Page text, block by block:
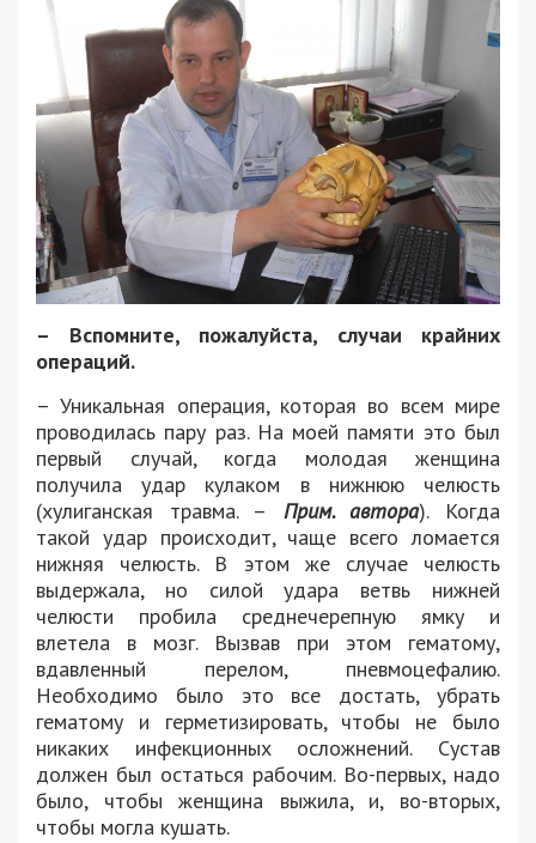
– Вспомните, пожалуйста, случаи крайних
операций.
– Уникальная операция, которая во всем мире
проводилась пару раз. На моей памяти это был
первый случай, когда молодая женщина
получила удар кулаком в нижнюю челюсть
(хулиганская травма. –
Прим. автора). Когда
такой удар происходит, чаще всего ломается
нижняя челюсть. В этом же случае челюсть
выдержала, но силой удара ветвь нижней
челюсти пробила среднечерепную ямку и
влетела в мозг. Вызвав при этом гематому,
вдавленный перелом, пневмоцефалию.
Необходимо было это все достать, убрать
гематому и герметизировать, чтобы не было
никаких инфекционных осложнений. Сустав
должен был остаться рабочим. Во-первых, надо
было, чтобы женщина выжила, и, во-вторых,
чтобы могла кушать.